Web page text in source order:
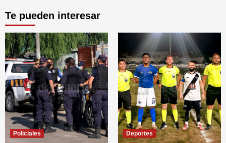
Te pueden interesar
Policiales Deportes